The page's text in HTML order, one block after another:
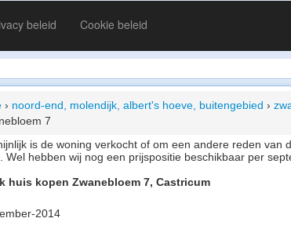
beleid Cookie beleid
› noord-end, molendijk, albert's hoeve, buitengebied ›
7
is de woning verkocht of om een andere reden van
Wel hebben wij nog een prijspositie beschikbaar per
huis kopen Zwanebloem 7, Castricum
2014